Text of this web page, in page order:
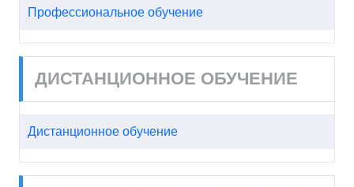
Профессиональное обучение
ДИСТАНЦИОННОЕ ОБУЧЕНИЕ
Дистанционное обучение